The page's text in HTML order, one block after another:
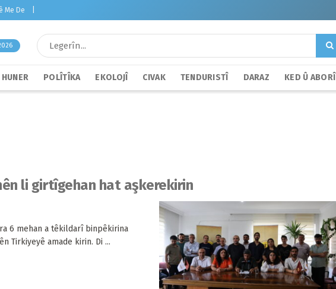
Me De
POLÎTÎKA EKOLOJÎ CIVAK TENDURISTÎ DARAZ KED Û ABORÎ
li girtîgehan hat aşkerekirin
6 mehan a têkildarî binpêkirina
Tirkiyeyê amade kirin. Di ...